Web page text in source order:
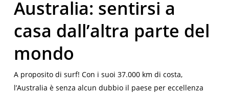
Australia: sentirsi a
casa dall’altra parte del
mondo
A proposito di surf! Con i suoi 37.000 km di costa,
l’Australia è senza alcun dubbio il paese per eccellenza